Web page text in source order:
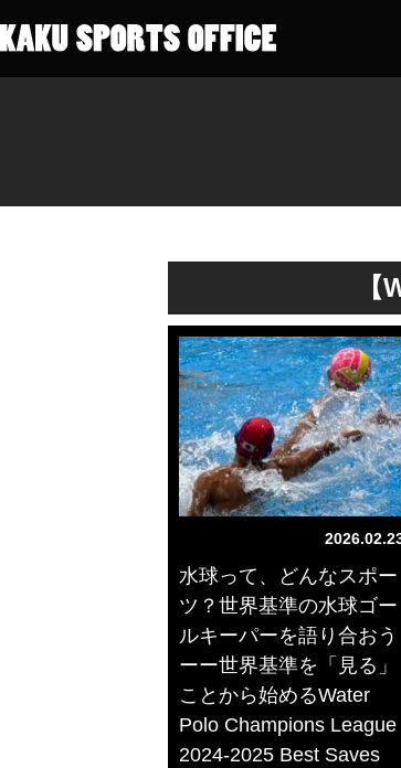
水球って、どんなスポー
ツ？世界基準の水球ゴー
ルキーパーを語り合おう
ーー世界基準を「見る」
ことから始めるWater
Polo Champions League
2024-2025 Best Saves